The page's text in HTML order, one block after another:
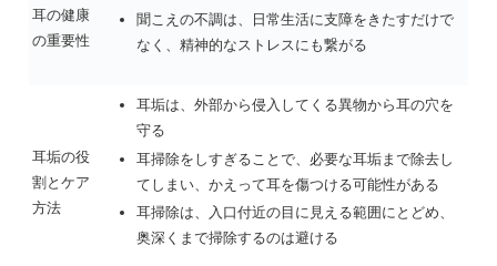
耳の健康
の重要性
聞こえの不調は、日常生活に支障をきたすだけで
なく、精神的なストレスにも繋がる
耳垢の役
割とケア
方法
耳垢は、外部から侵入してくる異物から耳の穴を
守る
耳掃除をしすぎることで、必要な耳垢まで除去し
てしまい、かえって耳を傷つける可能性がある
耳掃除は、入口付近の目に見える範囲にとどめ、
奥深くまで掃除するのは避ける